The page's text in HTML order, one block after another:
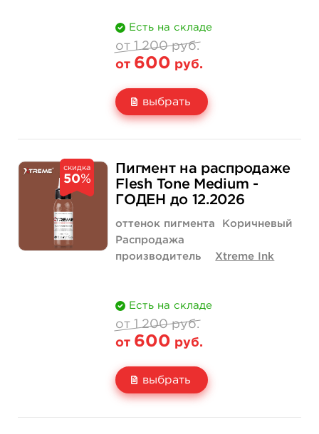
Есть на складе
от 1 200 руб.
от 600 руб.
выбрать
Количество
1 200 руб.
600 руб.
купить
3 800 руб.
1 900 руб.
нет на складе
скидка
50%
Пигмент на распродаже
Flesh Tone Medium -
ГОДЕН до 12.2026
оттенок пигмента
Коричневый
Распродажа
производитель
Xtreme Ink
Есть на складе
от 1 200 руб.
от 600 руб.
выбрать